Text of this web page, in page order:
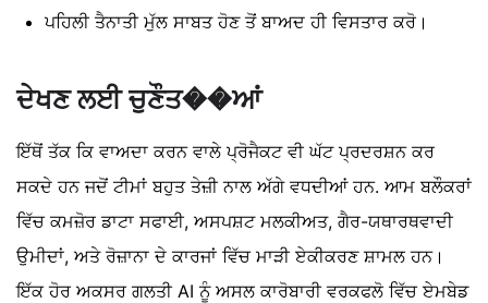
ਪਹਿਲੀ ਤੈਨਾਤੀ ਮੁੱਲ ਸਾਬਤ ਹੋਣ ਤੋਂ ਬਾਅਦ ਹੀ ਵਿਸਤਾਰ ਕਰੋ।
ਦੇਖਣ ਲਈ ਚੁਣੌਤ��ਆਂ
ਇੱਥੋਂ ਤੱਕ ਕਿ ਵਾਅਦਾ ਕਰਨ ਵਾਲੇ ਪ੍ਰੋਜੈਕਟ ਵੀ ਘੱਟ ਪ੍ਰਦਰਸ਼ਨ ਕਰ
ਸਕਦੇ ਹਨ ਜਦੋਂ ਟੀਮਾਂ ਬਹੁਤ ਤੇਜ਼ੀ ਨਾਲ ਅੱਗੇ ਵਧਦੀਆਂ ਹਨ. ਆਮ ਬਲੌਕਰਾਂ
ਵਿੱਚ ਕਮਜ਼ੋਰ ਡਾਟਾ ਸਫਾਈ, ਅਸਪਸ਼ਟ ਮਲਕੀਅਤ, ਗੈਰ-ਯਥਾਰਥਵਾਦੀ
ਉਮੀਦਾਂ, ਅਤੇ ਰੋਜ਼ਾਨਾ ਦੇ ਕਾਰਜਾਂ ਵਿੱਚ ਮਾੜੀ ਏਕੀਕਰਣ ਸ਼ਾਮਲ ਹਨ।
ਇੱਕ ਹੋਰ ਅਕਸਰ ਗਲਤੀ AI ਨੂੰ ਅਸਲ ਕਾਰੋਬਾਰੀ ਵਰਕਫਲੋ ਵਿੱਚ ਏਮਬੇਡ